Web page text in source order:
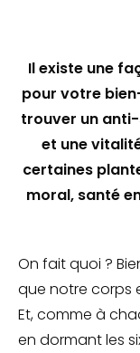
Il existe une
pour votre
trouver un
et une
certaines
moral, santé
On fait quoi ?
que notre corps
Et, comme à
en dormant les